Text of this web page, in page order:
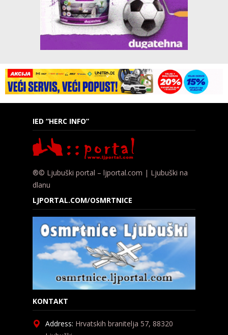
IED “HERC INFO”
®© Ljubuški portal – ljportal.com | Ljubuški na
dlanu
LJPORTAL.COM/OSMRTNICE
KONTAKT
Address: Hrvatskih branitelja 57, 88320